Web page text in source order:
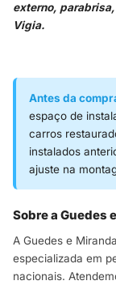
externo,
Vigia.
Antes da
espaço de
carros
instalados
ajuste na
Sobre a Guedes
A Guedes e
especializada em
nacionais.